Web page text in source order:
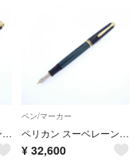
ペリカン スーベレーンM400グリーンストライプ 万年筆
ペン/マーカー
ペリカン スーベレーンM600グリーンストライプ 万年筆
¥ 32,600